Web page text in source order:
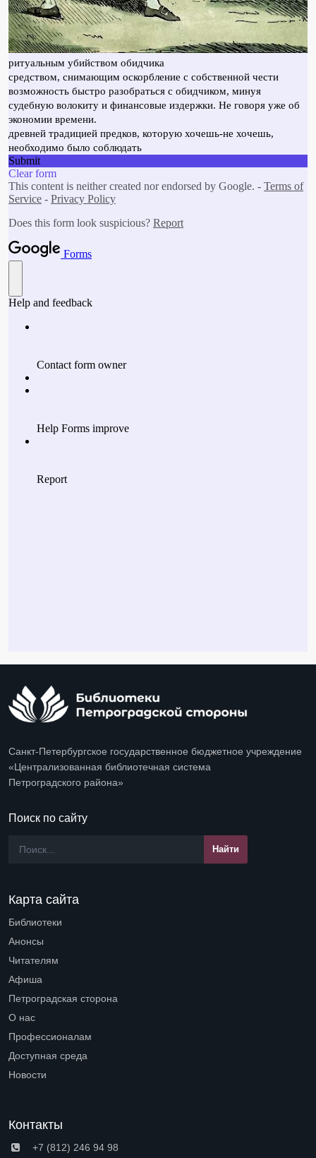
Санкт-Петербургское государственное бюджетное учреждение
«Централизованная библиотечная система
Петроградского района»
Поиск по сайту
Карта сайта
Библиотеки
Анонсы
Читателям
Афиша
Петроградская сторона
О нас
Профессионалам
Доступная среда
Новости
Контакты
+7 (812) 246 94 98